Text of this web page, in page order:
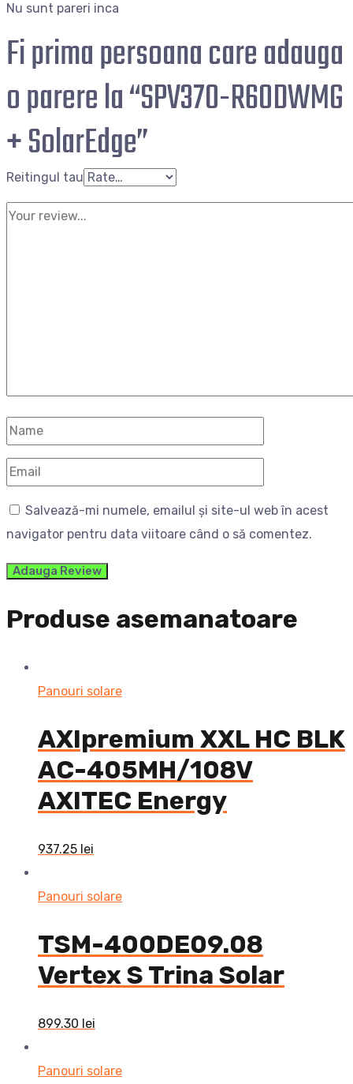
Nu sunt pareri inca
Fi prima persoana care adauga
o parere la “SPV370-R60DWMG
+ SolarEdge”
Reitingul tau
Salvează-mi numele, emailul și site-ul web în acest
navigator pentru data viitoare când o să comentez.
Produse asemanatoare
Panouri solare
AXIpremium XXL HC BLK
AC-405MH/108V
AXITEC Energy
937.25 lei
Panouri solare
TSM-400DE09.08
Vertex S Trina Solar
899.30 lei
Panouri solare